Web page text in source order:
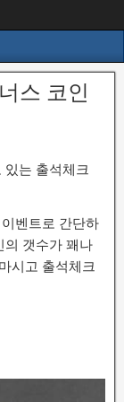
스 코인
있는 출석체크
벤트로 간단하
의 갯수가 꽤나
시고 출석체크